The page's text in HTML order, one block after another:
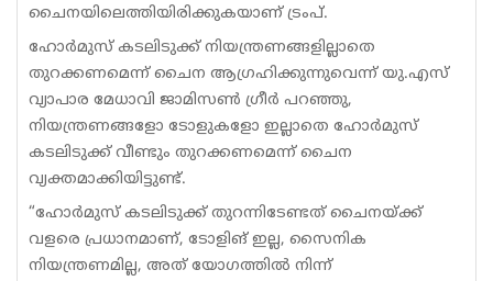
ചൈനയിലെത്തിയിരിക്കുകയാണ് ട്രംപ്.
ഹോർമുസ് കടലിടുക്ക് നിയന്ത്രണങ്ങളില്ലാതെ
തുറക്കണമെന്ന് ചൈന ആഗ്രഹിക്കുന്നുവെന്ന് യു.എസ്
വ്യാപാര മേധാവി ജാമിസൺ ഗ്രീർ പറഞ്ഞു,
നിയന്ത്രണങ്ങളോ ടോളുകളോ ഇല്ലാതെ ഹോർമുസ്
കടലിടുക്ക് വീണ്ടും തുറക്കണമെന്ന് ചൈന
വ്യക്തമാക്കിയിട്ടുണ്ട്.
“ഹോർമുസ് കടലിടുക്ക് തുറന്നിടേണ്ടത് ചൈനയ്ക്ക്
വളരെ പ്രധാനമാണ്, ടോളിങ് ഇല്ല, സൈനിക
നിയന്ത്രണമില്ല, അത് യോഗത്തിൽ നിന്ന്